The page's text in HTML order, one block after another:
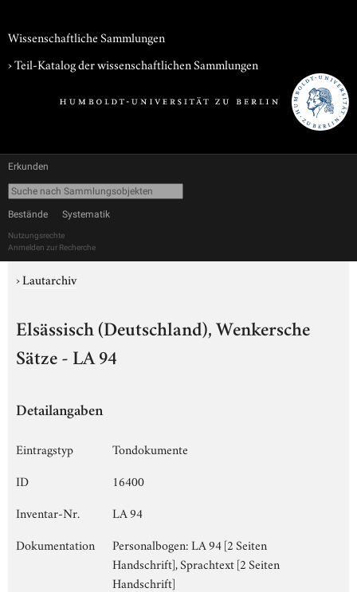
Wissenschaftliche Sammlungen
› Teil-Katalog der wissenschaftlichen Sammlungen
Erkunden
Bestände Systematik
Nutzungsrechte
Anmelden zur Recherche
›Lautarchiv
Elsässisch (Deutschland), Wenkersche
Sätze - LA 94
Detailangaben
Eintragstyp
Tondokumente
ID
16400
Inventar-Nr.
LA 94
Dokumentation
Personalbogen: LA 94 [2 Seiten
Handschrift], Sprachtext [2 Seiten
Handschrift]